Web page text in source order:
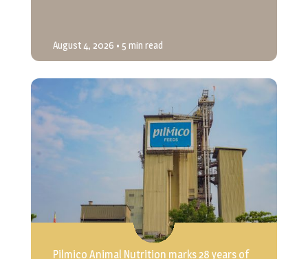
August 4, 2026 • 5 min read
Pilmico Animal Nutrition marks 28 years of